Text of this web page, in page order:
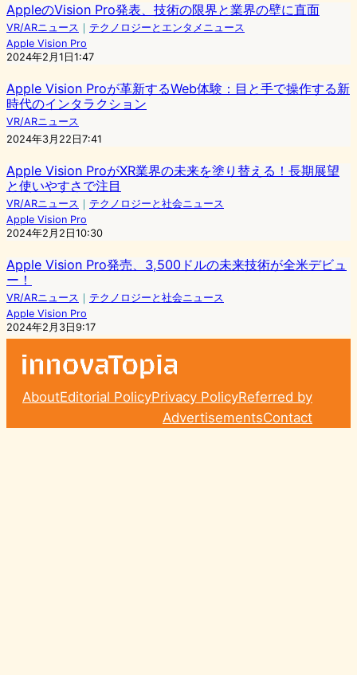
AppleのVision Pro発表、技術の限界と業界の壁に直面
VR/ARニュース ｜ テクノロジーとエンタメニュース
Apple Vision Pro
2024年2月1日1:47
Apple Vision Proが革新するWeb体験：目と手で操作する新
時代のインタラクション
VR/ARニュース
2024年3月22日7:41
Apple Vision ProがXR業界の未来を塗り替える！長期展望
と使いやすさで注目
VR/ARニュース ｜ テクノロジーと社会ニュース
Apple Vision Pro
2024年2月2日10:30
Apple Vision Pro発売、3,500ドルの未来技術が全米デビュ
ー！
VR/ARニュース ｜ テクノロジーと社会ニュース
Apple Vision Pro
2024年2月3日9:17
AboutEditorial PolicyPrivacy PolicyReferred by
AdvertisementsContact